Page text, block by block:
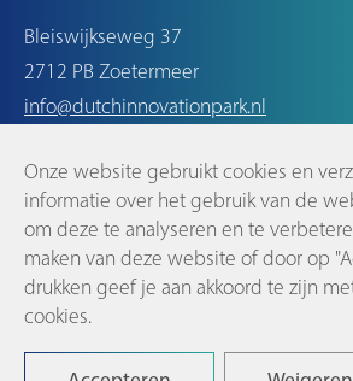
Onze website gebruikt cookies en
informatie over het gebruik van de
om deze te analyseren en te
maken van deze website of door op
drukken geef je aan akkoord te zijn
cookies.
Bleiswijkseweg 37
2712 PB Zoetermeer
info@dutchinnovationpark.nl
Op de hoogte